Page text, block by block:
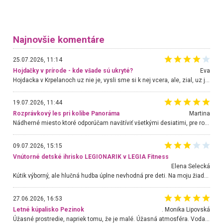
Najnovšie komentáre
25.07.2026, 11:14
Hojdačky v prírode - kde všade sú ukryté?
Eva
19.07.2026, 11:44
Rozprávkový les pri kolibe Panoráma
Martina
Nádherné miesto ktoré odporúčam navštíviť všetkými desiatimi, pre rodiny s deťmi, dôchodcom... Proste a jednoducho ozaj rozprávkový les.. určite ešte prídeme. Odniesli sme si na pamiatku krásne tričká,
09.07.2026, 15:15
Vnútorné detské ihrisko LEGIONARIK v LEGIA Fitness
Elena Selecká
Kútik výborný, ale hlučná hudba úplne nevhodná pre deti. Na moju žiadosť o aspoň sušenie nereagovali.
27.06.2026, 16:53
Letné kúpalisko Pezinok
. Monika Lipovská